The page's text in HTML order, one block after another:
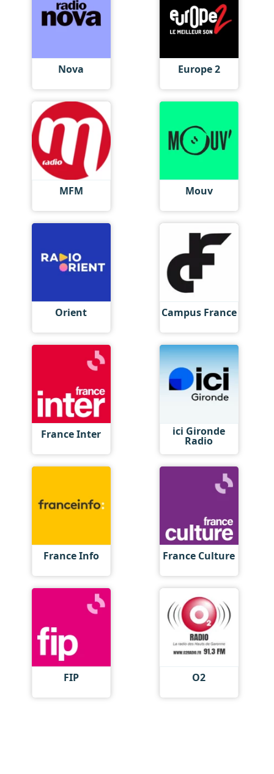
Nova Europe 2
MFM Mouv
Orient Campus France
France Inter ici Gironde
Radio
France Info France Culture
FIP O2